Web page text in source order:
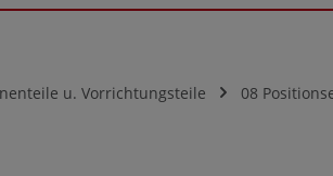
u. Vorrichtungsteile 08